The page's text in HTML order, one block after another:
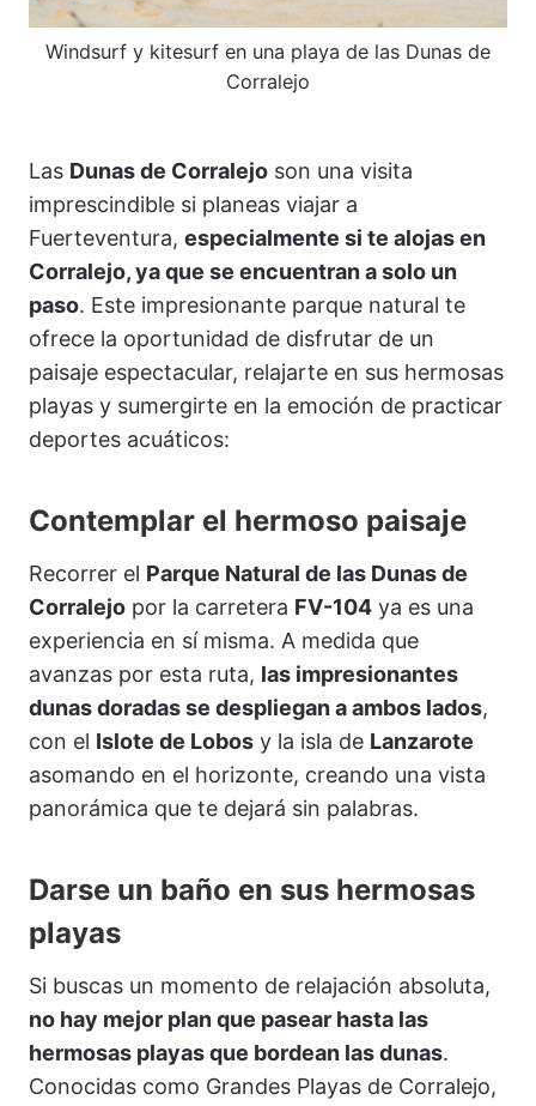
Windsurf y kitesurf en una playa de las Dunas de
Corralejo
Las Dunas de Corralejo son una visita
imprescindible si planeas viajar a
Fuerteventura, especialmente si te alojas en
Corralejo, ya que se encuentran a solo un
paso. Este impresionante parque natural te
ofrece la oportunidad de disfrutar de un
paisaje espectacular, relajarte en sus hermosas
playas y sumergirte en la emoción de practicar
deportes acuáticos:
Contemplar el hermoso paisaje
Recorrer el Parque Natural de las Dunas de
Corralejo por la carretera FV-104 ya es una
experiencia en sí misma. A medida que
avanzas por esta ruta, las impresionantes
dunas doradas se despliegan a ambos lados,
con el Islote de Lobos y la isla de Lanzarote
asomando en el horizonte, creando una vista
panorámica que te dejará sin palabras.
Darse un baño en sus hermosas
playas
Si buscas un momento de relajación absoluta,
no hay mejor plan que pasear hasta las
hermosas playas que bordean las dunas.
Conocidas como Grandes Playas de Corralejo,